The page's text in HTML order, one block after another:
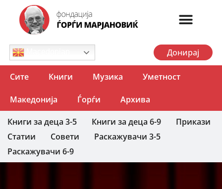
Донирај
Сите Книги Музика Уметност
Македонија Ѓорѓи Архива
Книги за деца 3-5 Книги за деца 6-9
Прикази
Статии
Совети
Раскажувачи 3-5
Раскажувачи 6-9